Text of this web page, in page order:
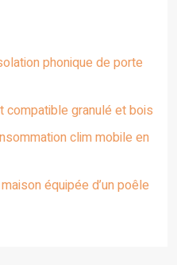
phonique de porte
compatible granulé et bois
clim mobile en
équipée d’un poêle